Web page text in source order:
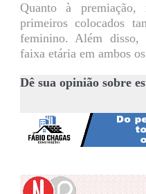
Quanto à premiação,
primeiros colocados
feminino. Além disso,
faixa etária em ambos
Dê sua opinião sobre